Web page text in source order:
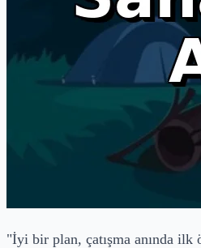
"İyi bir plan, çatışma anında ilk